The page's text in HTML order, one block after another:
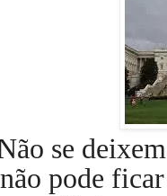
se
pode